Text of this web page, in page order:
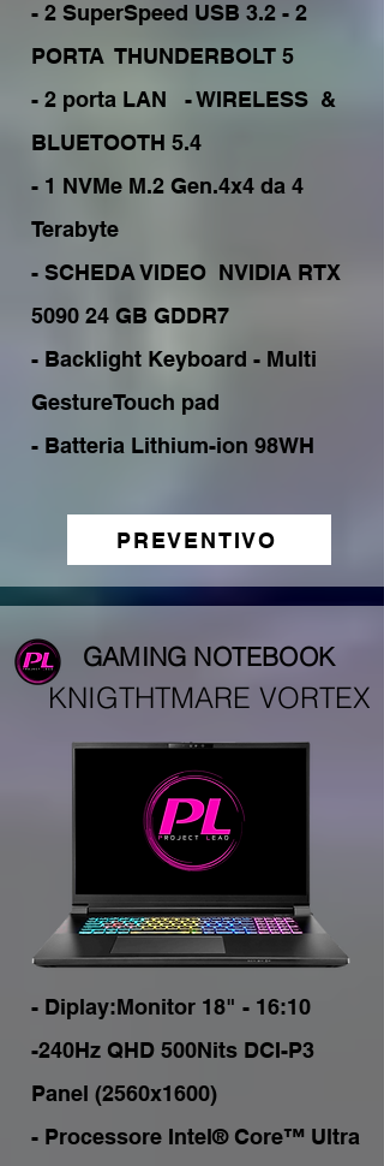
- 2 SuperSpeed USB 3.2 - 2
PORTA  THUNDERBOLT 5
- 2 porta LAN   - WIRELESS  &
BLUETOOTH 5.4
- 1 NVMe M.2 Gen.4x4 da 4
Terabyte
- SCHEDA VIDEO  NVIDIA RTX
5090 24 GB GDDR7
- Backlight Keyboard - Multi
GestureTouch pad
- Batteria Lithium-ion 98WH
PREVENTIVO
GAMING NOTEBOOK
KNIGTHTMARE VORTEX
- Diplay:Monitor 18" - 16:10
-240Hz QHD 500Nits DCI-P3
Panel (2560x1600)
- Processore Intel® Core™ Ultra